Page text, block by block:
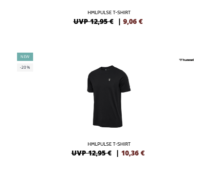
HMLPULSE T-SHIRT
UVP 12,95 € | 9,06 €
NEW
-20%
HMLPULSE T-SHIRT
UVP 12,95 € | 10,36 €